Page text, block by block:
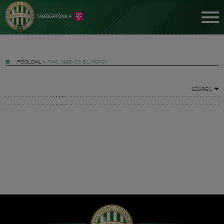
FŐOLDAL » TAG: 1995-ÖS BL-FRADI
SZŰRÉS
Hírek